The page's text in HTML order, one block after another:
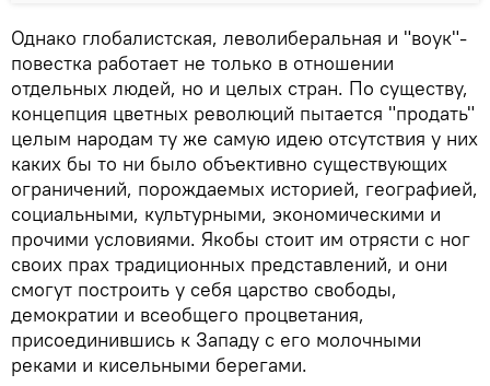
Однако глобалистская, леволиберальная и "воук"-
повестка работает не только в отношении
отдельных людей, но и целых стран. По существу,
концепция цветных революций пытается "продать"
целым народам ту же самую идею отсутствия у них
каких бы то ни было объективно существующих
ограничений, порождаемых историей, географией,
социальными, культурными, экономическими и
прочими условиями. Якобы стоит им отрясти с ног
своих прах традиционных представлений, и они
смогут построить у себя царство свободы,
демократии и всеобщего процветания,
присоединившись к Западу с его молочными
реками и кисельными берегами.